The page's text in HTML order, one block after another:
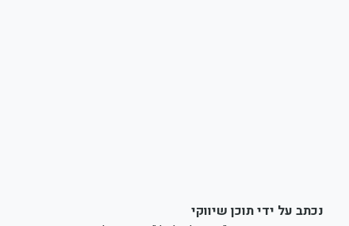
נכתב על ידי תוכן שיווקי